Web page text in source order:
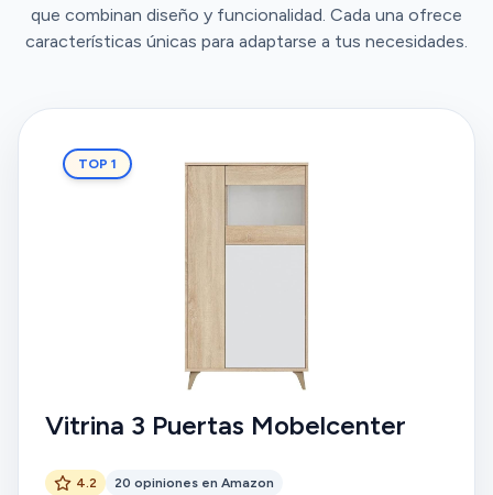
que combinan diseño y funcionalidad. Cada una ofrece
características únicas para adaptarse a tus necesidades.
TOP 1
Vitrina 3 Puertas Mobelcenter
4.2 20 opiniones en Amazon